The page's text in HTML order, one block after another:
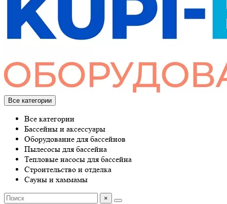
Все категории
Все категории
Бассейны и аксессуары
Оборудование для бассейнов
Пылесосы для бассейна
Тепловые насосы для бассейна
Строительство и отделка
Сауны и хаммамы
×